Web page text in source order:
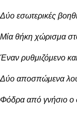
Δύο εσωτερικές
Μία θήκη χώρισμα
Έναν ρυθμιζόμενο
Δύο αποσπώμενα
Φόδρα από γνήσιο ο